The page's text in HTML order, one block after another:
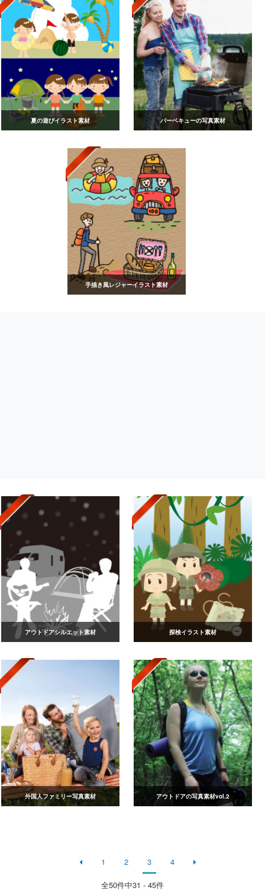
夏の遊びイラスト素材 バーベキューの写真素材
手描き風レジャーイラスト素材
アウトドアシルエット素材 探検イラスト素材
外国人ファミリー写真素材 アウトドアの写真素材vol.2
1 2 3 4
全50件中31 - 45件